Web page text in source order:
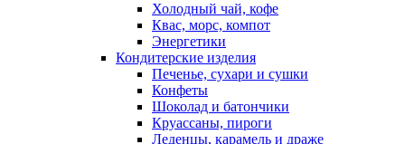
Холодный чай, кофе
Квас, морс, компот
Энергетики
Кондитерские изделия
Печенье, сухари и сушки
Конфеты
Шоколад и батончики
Круассаны, пироги
Леденцы, карамель и драже